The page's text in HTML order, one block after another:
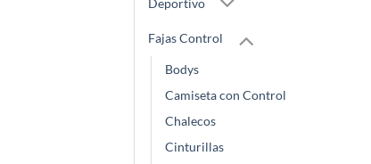
Deportivo
Fajas Control
Bodys
Camiseta con Control
Chalecos
Cinturillas